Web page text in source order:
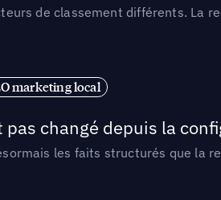
de classement différents. La
marketing local
changé depuis la
les faits structurés que la